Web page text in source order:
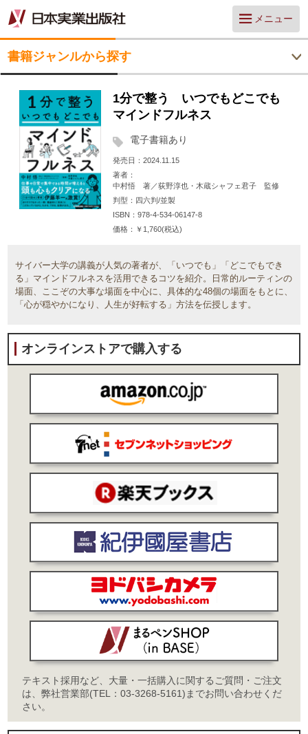
メニュー
書籍ジャンルから探す
1分で整う いつでもどこでも
マインドフルネス
電子書籍あり
発売日
2024.11.15
著者
中村悟 著／荻野淳也・木蔵シャフェ君子 監修
判型
四六判/並製
ISBN
978-4-534-06147-8
価格
￥1,760(税込)
サイバー大学の講義が人気の著者が、「いつでも」「どこでもでき
る」マインドフルネスを活用できるコツを紹介。日常的ルーティンの
場面、ここぞの大事な場面を中心に、具体的な48個の場面をもとに、
「心が穏やかになり、人生が好転する」方法を伝授します。
オンラインストアで購入する
テキスト採用など、大量・一括購入に関するご質問・ご注文
は、弊社営業部(TEL：03-3268-5161)までお問い合わせくだ
さい。